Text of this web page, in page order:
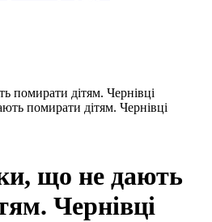
помирати дітям. Чернівці
що не дають
Чернівці